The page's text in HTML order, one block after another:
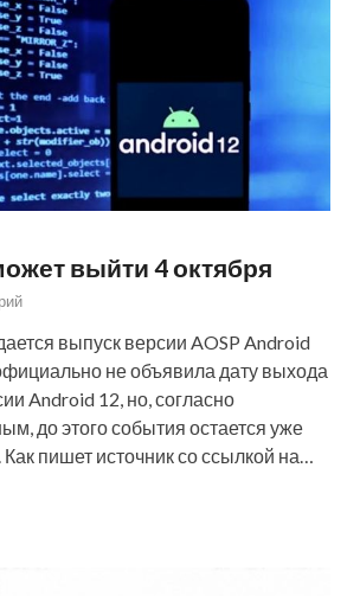
выйти 4 октября
выпуск версии AOSP Android
не объявила дату выхода
Android 12, но, согласно
до этого события остается уже
пишет источник со ссылкой на…